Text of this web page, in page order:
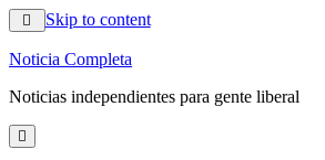
Skip to content
Noticia Completa
Noticias independientes para gente liberal